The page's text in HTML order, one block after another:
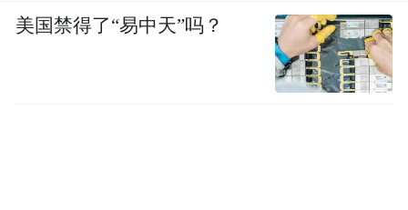
美国禁得了“易中天”吗？